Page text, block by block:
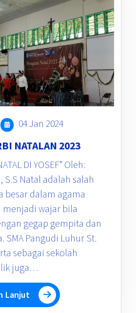
04 Jan 2024
NATALAN 2023
DI YOSEF” Oleh:
S.S Natal adalah salah
besar dalam agama
menjadi wajar bila
gegap gempita dan
SMA Pangudi Luhur St.
sebagai sekolah
juga…
Lanjut